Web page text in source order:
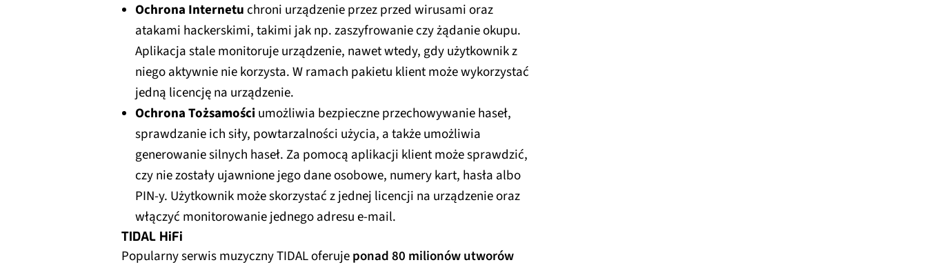
Ochrona Internetuchroni urządzenie przez przed wirusami oraz
atakami hackerskimi, takimi jak np. zaszyfrowanie czy żądanie okupu.
Aplikacja stale monitoruje urządzenie, nawet wtedy, gdy użytkownik z
niego aktywnie nie korzysta. W ramach pakietu klient może wykorzystać
jedną licencję na urządzenie.
Ochrona Tożsamościumożliwia bezpieczne przechowywanie haseł,
sprawdzanie ich siły, powtarzalności użycia, a także umożliwia
generowanie silnych haseł. Za pomocą aplikacji klient może sprawdzić,
czy nie zostały ujawnione jego dane osobowe, numery kart, hasła albo
PIN-y. Użytkownik może skorzystać z jednej licencji na urządzenie oraz
włączyć monitorowanie jednego adresu e-mail.
TIDAL HiFi
Popularny serwis muzyczny TIDAL oferujeponad 80 milionów utworów